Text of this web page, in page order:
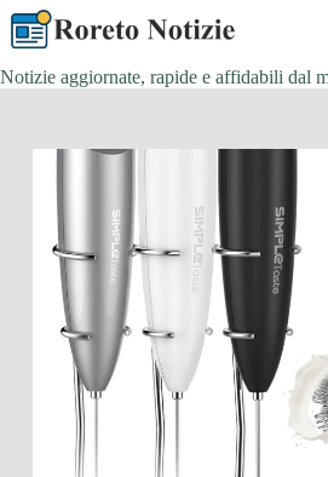
Salta
contenuto
Notizie aggiornate, rapide e affidabili dal